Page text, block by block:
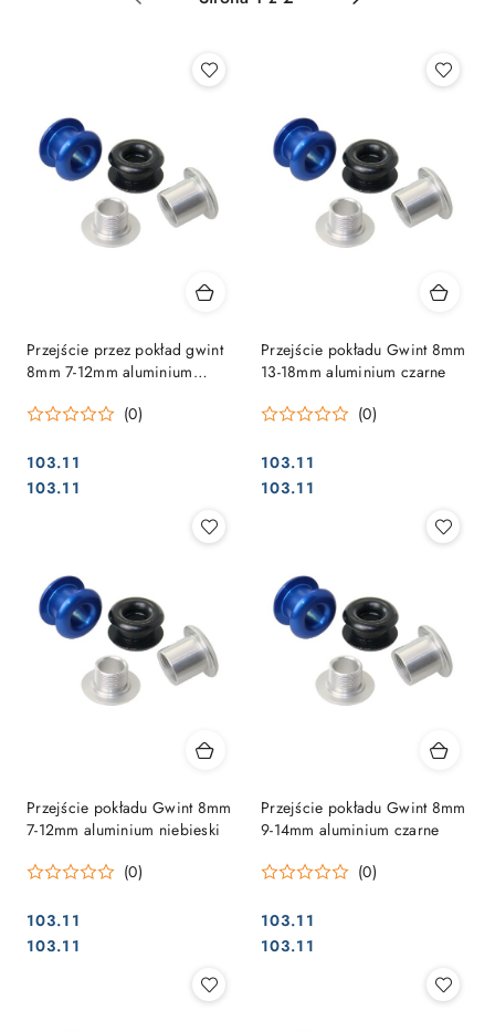
Przejście przez pokład gwint
8mm 7-12mm aluminium
(0)
Cena:
103.11
Cena:
103.11
Przejście pokładu Gwint 8mm
13-18mm aluminium czarne
(0)
Cena:
103.11
Cena:
103.11
Przejście pokładu Gwint 8mm
7-12mm aluminium niebieski
(0)
Cena:
103.11
Cena:
103.11
Przejście pokładu Gwint 8mm
9-14mm aluminium czarne
(0)
Cena:
103.11
Cena:
103.11